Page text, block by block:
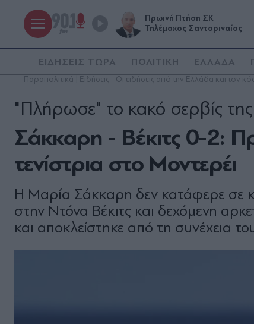
Πρωινή Πτήση ΣΚ
Τηλέμαχος Σαντοριναίος
ΕΙΔΗΣΕΙΣ ΤΩΡΑ ΠΟΛΙΤΙΚΗ ΕΛΛΑΔΑ
Παραπολιτικά | Ειδήσεις - Οι ειδήσεις από την Ελλάδα και τον
Σάκκαρη - Βέκιτς 0-2:
τενίστρια στο Μοντερέι
"Πλήρωσε" το κακό σερβίς της
Η Μαρία Σάκκαρη δεν κατάφερε σε
στην Ντόνα Βέκιτς και δεχόμενη
και αποκλείστηκε από τη συνέχεια